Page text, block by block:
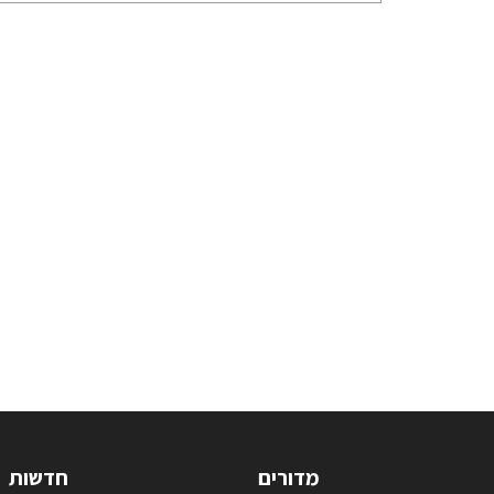
מדורים חדשות